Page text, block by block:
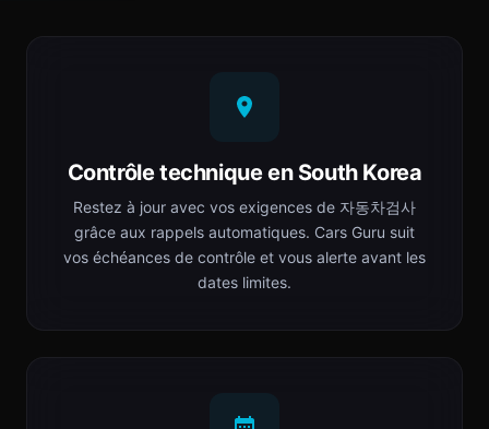
Contrôle technique en South Korea
Restez à jour avec vos exigences de 자동차검사
grâce aux rappels automatiques. Cars Guru suit
vos échéances de contrôle et vous alerte avant les
dates limites.